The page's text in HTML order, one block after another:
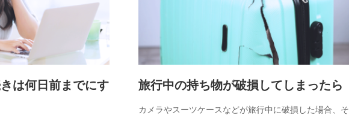
は何日前までにす
旅行中の持ち物が破損してしまったら
カメラやスーツケースなどが旅行中に破損した場合、そ